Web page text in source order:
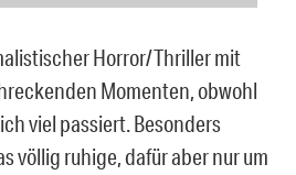
Horror/Thriller mit
Momenten, obwohl
viel passiert. Besonders
völlig ruhige, dafür aber nur um